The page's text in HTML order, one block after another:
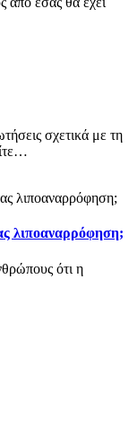
σχετικά με τη
…
λιποαναρρόφηση;
ότι η